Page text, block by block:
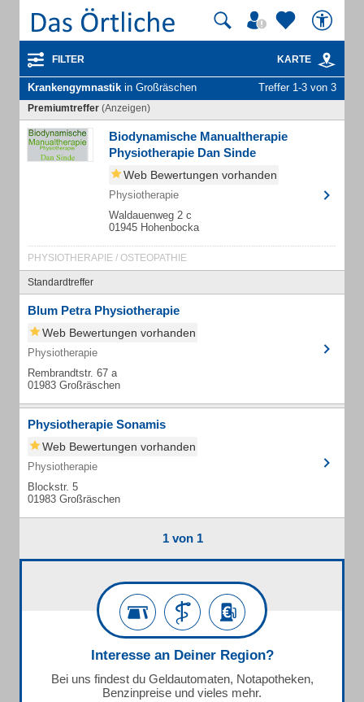
FILTER KARTE
Krankengymnastik in Großräschen Treffer 1-3 von 3
Premiumtreffer (Anzeigen)
Biodynamische Manualtherapie
Physiotherapie Dan Sinde
Web Bewertungen vorhanden
Physiotherapie
Waldauenweg 2 c
01945 Hohenbocka
PHYSIOTHERAPIE / OSTEOPATHIE
Standardtreffer
Blum Petra Physiotherapie
Web Bewertungen vorhanden
Physiotherapie
Rembrandtstr. 67 a
01983 Großräschen
Physiotherapie Sonamis
Web Bewertungen vorhanden
Physiotherapie
Blockstr. 5
01983 Großräschen
1 von 1
Interesse an Deiner Region?
Bei uns findest du Geldautomaten, Notapotheken,
Benzinpreise und vieles mehr.